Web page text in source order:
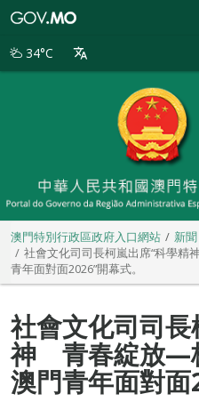
別
34°C
澳門特別行政區政府入口網站
新聞
社會文化司司長柯嵐出席“科學
青年面對面2026”開幕式。
社會文化司司
神 青春綻放—
澳門青年面對面